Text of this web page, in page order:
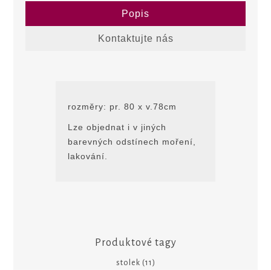
Popis
Kontaktujte nás
rozmĕry: pr. 80 x v.78cm
Lze objednat i v jiných
barevných odstínech moření,
lakování.
Produktové tagy
stolek (11)